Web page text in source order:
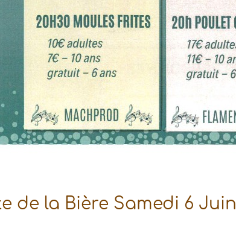
de la Bière Samedi 6 Juin